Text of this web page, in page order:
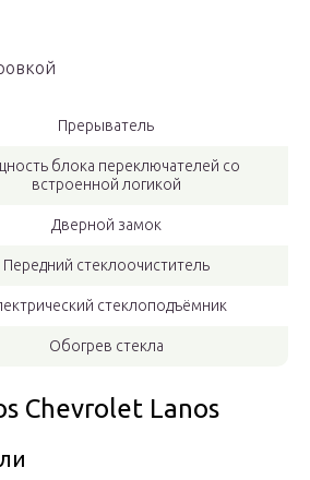
Прерыватель
блока переключателей со
встроенной логикой
Дверной замок
Передний стеклоочиститель
стеклоподъёмник
Обогрев стекла
Chevrolet Lanos